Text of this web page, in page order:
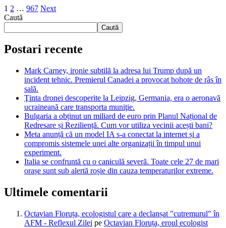
1 2 … 967 Next
Caută
Caută
Postari recente
Mark Carney, ironie subtilă la adresa lui Trump după un
incident tehnic. Premierul Canadei a provocat hohote de râs în
sală.
Ţinta dronei descoperite la Leipzig, Germania, era o aeronavă
ucraineană care transporta muniţie.
Bulgaria a obținut un miliard de euro prin Planul Național de
Redresare și Reziliență. Cum vor utiliza vecinii acești bani?
Meta anunță că un model IA s-a conectat la internet și a
compromis sistemele unei alte organizații în timpul unui
experiment.
Italia se confruntă cu o caniculă severă. Toate cele 27 de mari
orașe sunt sub alertă roșie din cauza temperaturilor extreme.
Ultimele comentarii
Octavian Floruța, ecologistul care a declanșat "cutremurul" în
AFM - Reflexul Zilei pe Octavian Floruța, eroul ecologist